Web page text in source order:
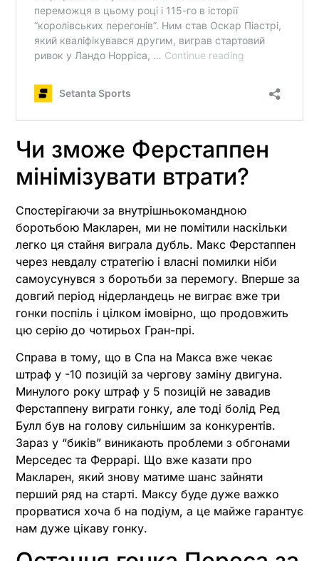
Чи зможе Ферстаппен
мінімізувати втрати?
Спостерігаючи за внутрішньокомандною
боротьбою Макларен, ми не помітили наскільки
легко ця стайня виграла дубль. Макс Ферстаппен
через невдалу стратегію і власні помилки ніби
самоусунувся з боротьби за перемогу. Вперше за
довгий період нідерландець не виграє вже три
гонки поспіль і цілком імовірно, що продовжить
цю серію до чотирьох Гран-прі.
Справа в тому, що в Спа на Макса вже чекає
штраф у -10 позицій за чергову заміну двигуна.
Минулого року штраф у 5 позицій не завадив
Ферстаппену виграти гонку, але тоді болід Ред
Булл був на голову сильнішим за конкурентів.
Зараз у “биків” виникають проблеми з обгонами
Мерседес та Феррарі. Що вже казати про
Макларен, який знову матиме шанс зайняти
перший ряд на старті. Максу буде дуже важко
прорватися хоча б на подіум, а це майже гарантує
нам дуже цікаву гонку.